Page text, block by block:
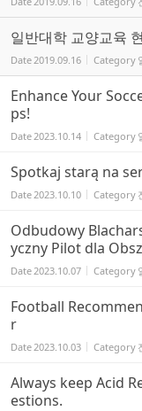
일반대학 교양교육
Date2019.09.16 Category
Enhance Your
ps!
Date2023.10.14 Category
Spotkaj starą na
Date2023.10.10 Category
Odbudowy
yczny Pilot dla
Date2023.10.07 Category
Football
r
Date2023.10.03 Category
Always keep Acid
estions.